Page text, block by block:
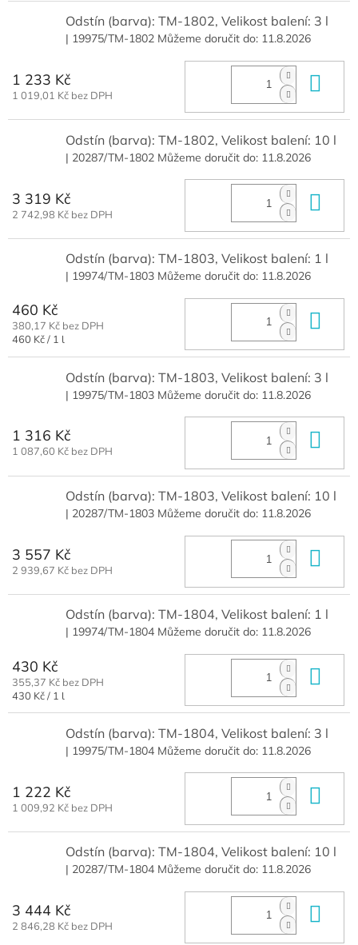
Odstín (barva): TM-1802, Velikost balení: 3 l
| 19975/TM-1802 Můžeme doručit do: 11.8.2026
1 233 Kč
1 019,01 Kč bez DPH
Odstín (barva): TM-1802, Velikost balení: 10 l
| 20287/TM-1802 Můžeme doručit do: 11.8.2026
3 319 Kč
2 742,98 Kč bez DPH
Odstín (barva): TM-1803, Velikost balení: 1 l
| 19974/TM-1803 Můžeme doručit do: 11.8.2026
460 Kč
380,17 Kč bez DPH
Měrná
460 Kč / 1 l
Odstín (barva): TM-1803, Velikost balení: 3 l
| 19975/TM-1803 Můžeme doručit do: 11.8.2026
1 316 Kč
1 087,60 Kč bez DPH
Odstín (barva): TM-1803, Velikost balení: 10 l
| 20287/TM-1803 Můžeme doručit do: 11.8.2026
3 557 Kč
2 939,67 Kč bez DPH
Odstín (barva): TM-1804, Velikost balení: 1 l
| 19974/TM-1804 Můžeme doručit do: 11.8.2026
430 Kč
355,37 Kč bez DPH
Měrná
cena:
430 Kč / 1 l
Odstín (barva): TM-1804, Velikost balení: 3 l
| 19975/TM-1804 Můžeme doručit do: 11.8.2026
1 222 Kč
1 009,92 Kč bez DPH
Odstín (barva): TM-1804, Velikost balení: 10 l
| 20287/TM-1804 Můžeme doručit do: 11.8.2026
3 444 Kč
2 846,28 Kč bez DPH